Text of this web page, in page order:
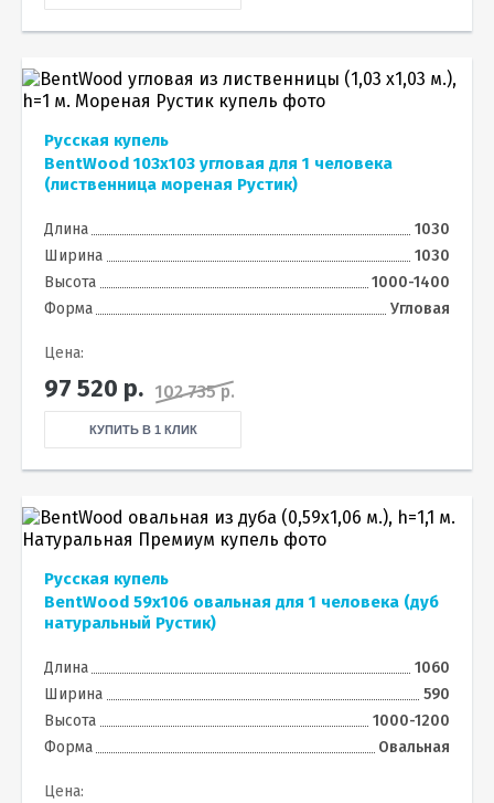
Русская купель
BentWood 103х103 угловая для 1 человека
(лиственница мореная Рустик)
Длина
1030
Ширина
1030
Высота
1000-1400
Форма
Угловая
Цена:
97 520 р. 102 735 р.
КУПИТЬ В 1 КЛИК
Русская купель
BentWood 59х106 овальная для 1 человека (дуб
натуральный Рустик)
Длина
1060
Ширина
590
Высота
1000-1200
Форма
Овальная
Цена: